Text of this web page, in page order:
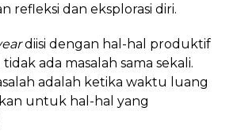
refleksi dan eksplorasi diri.
diisi dengan hal-hal produktif
ada masalah sama sekali.
adalah ketika waktu luang
untuk hal-hal yang